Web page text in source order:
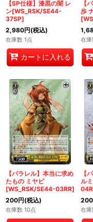
【SP仕様】漆黒の闇 レ
ン[WS_RSK/SE44-
37SP]
2,980円(税込)
在庫数 1点
カートに入れる
【
歩
在
【パラレル】本当に求め
たもの ミヤビ
[WS_RSK/SE44-03RR]
200円(税込)
在庫数 10点
【
ル
200
在